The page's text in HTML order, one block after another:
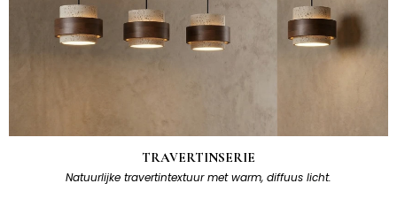
TRAVERTINSERIE
Natuurlijke travertintextuur met warm, diffuus licht.